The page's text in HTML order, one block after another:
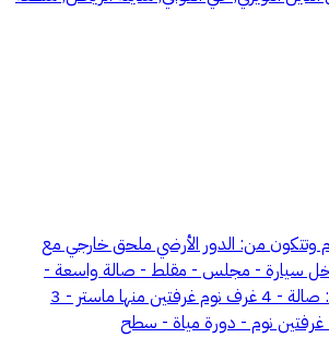
بمساحة 286.26م وتتكون من: الدور الأرضي ملحق خارجي مع
سيارة - مجلس - مقلط - صالة واسعة -
دورتين مياة الدور الأول : صالة - 4 غرف نوم غرفتين منها ماستر - 3
: غرفتين نوم - دورة مياة - سطح